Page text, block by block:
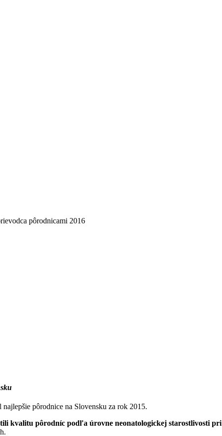
pôrodnicami 2016
pôrodnice na Slovensku za rok 2015.
kvalitu pôrodníc podľa úrovne neonatologickej starostlivosti